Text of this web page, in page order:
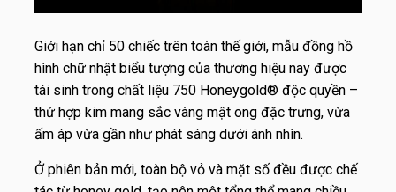
Giới hạn chỉ 50 chiếc trên toàn thế giới, mẫu đồng hồ
hình chữ nhật biểu tượng của thương hiệu nay được
tái sinh trong chất liệu 750 Honeygold® độc quyền –
thứ hợp kim mang sắc vàng mật ong đặc trưng, vừa
ấm áp vừa gần như phát sáng dưới ánh nhìn.
Ở phiên bản mới, toàn bộ vỏ và mặt số đều được chế